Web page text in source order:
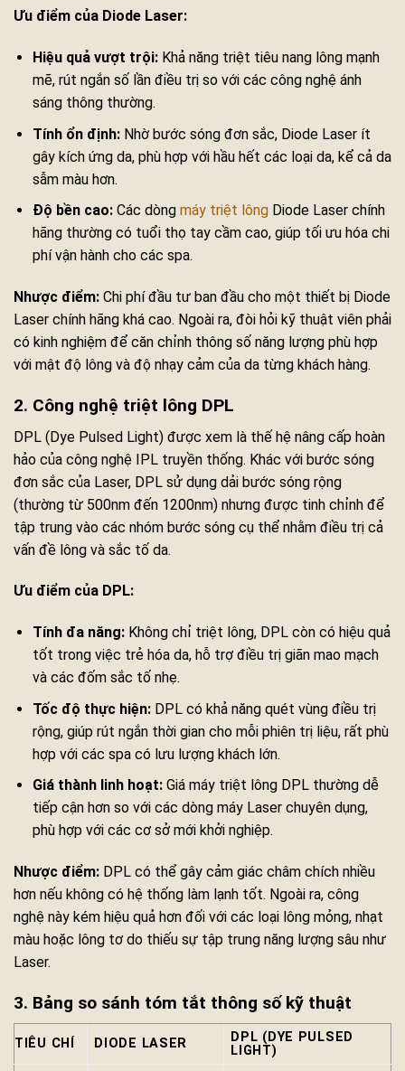
Ưu điểm của Diode Laser:
Hiệu quả vượt trội:Khả năng triệt tiêu nang lông mạnh
mẽ, rút ngắn số lần điều trị so với các công nghệ ánh
sáng thông thường.
Tính ổn định:Nhờ bước sóng đơn sắc, Diode Laser ít
gây kích ứng da, phù hợp với hầu hết các loại da, kể cả da
sẫm màu hơn.
Độ bền cao:Các dòng máy triệt lôngDiode Laser chính
hãng thường có tuổi thọ tay cầm cao, giúp tối ưu hóa chi
phí vận hành cho các spa.
Nhược điểm: Chi phí đầu tư ban đầu cho một thiết bị Diode
Laser chính hãng khá cao. Ngoài ra, đòi hỏi kỹ thuật viên phải
có kinh nghiệm để căn chỉnh thông số năng lượng phù hợp
với mật độ lông và độ nhạy cảm của da từng khách hàng.
2. Công nghệ triệt lông DPL
DPL (Dye Pulsed Light) được xem là thế hệ nâng cấp hoàn
hảo của công nghệ IPL truyền thống. Khác với bước sóng
đơn sắc của Laser, DPL sử dụng dải bước sóng rộng
(thường từ 500nm đến 1200nm) nhưng được tinh chỉnh để
tập trung vào các nhóm bước sóng cụ thể nhằm điều trị cả
vấn đề lông và sắc tố da.
Ưu điểm của DPL:
Tính đa năng:Không chỉ triệt lông, DPL còn có hiệu quả
tốt trong việc trẻ hóa da, hỗ trợ điều trị giãn mao mạch
và các đốm sắc tố nhẹ.
Tốc độ thực hiện:DPL có khả năng quét vùng điều trị
rộng, giúp rút ngắn thời gian cho mỗi phiên trị liệu, rất phù
hợp với các spa có lưu lượng khách lớn.
Giá thành linh hoạt:Giá máy triệt lông DPL thường dễ
tiếp cận hơn so với các dòng máy Laser chuyên dụng,
phù hợp với các cơ sở mới khởi nghiệp.
Nhược điểm: DPL có thể gây cảm giác châm chích nhiều
hơn nếu không có hệ thống làm lạnh tốt. Ngoài ra, công
nghệ này kém hiệu quả hơn đối với các loại lông mỏng, nhạt
màu hoặc lông tơ do thiếu sự tập trung năng lượng sâu như
Laser.
3. Bảng so sánh tóm tắt thông số kỹ thuật
TIÊU CHÍ DIODE LASER
DPL (DYE PULSED
LIGHT)